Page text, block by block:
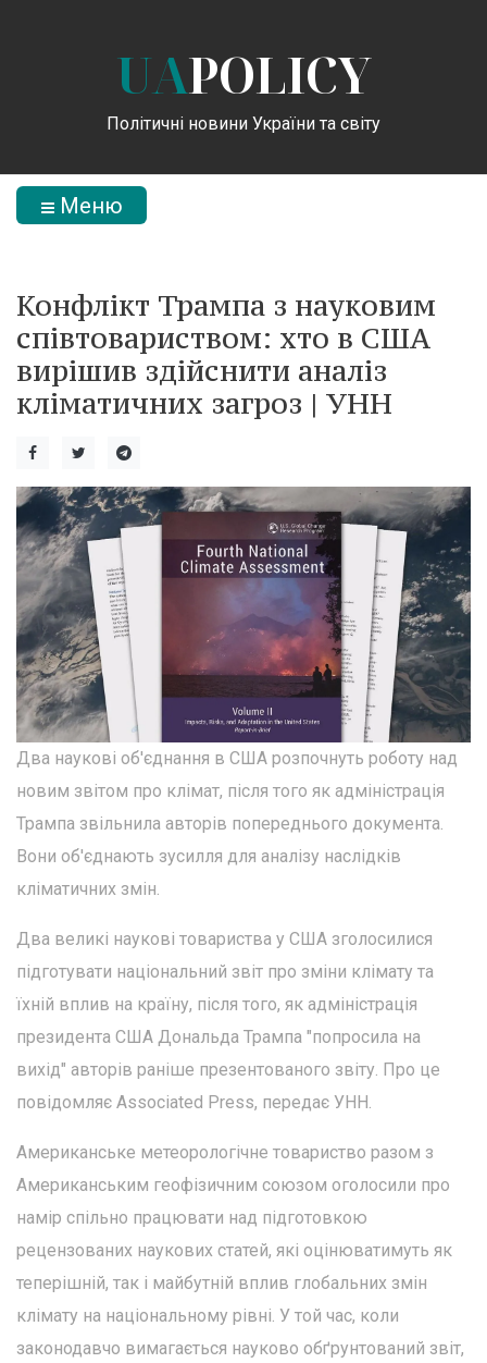
UAPOLICY
Політичні новини України та світу
Меню
Конфлікт Трампа з науковим
співтовариством: хто в США
вирішив здійснити аналіз
кліматичних загроз | УНН
Два наукові об'єднання в США розпочнуть роботу над
новим звітом про клімат, після того як адміністрація
Трампа звільнила авторів попереднього документа.
Вони об'єднають зусилля для аналізу наслідків
кліматичних змін.
Два великі наукові товариства у США зголосилися
підготувати національний звіт про зміни клімату та
їхній вплив на країну, після того, як адміністрація
президента США Дональда Трампа "попросила на
вихід" авторів раніше презентованого звіту. Про це
повідомляє Associated Press, передає УНН.
Американське метеорологічне товариство разом з
Американським геофізичним союзом оголосили про
намір спільно працювати над підготовкою
рецензованих наукових статей, які оцінюватимуть як
теперішній, так і майбутній вплив глобальних змін
клімату на національному рівні. У той час, коли
законодавчо вимагається науково обґрунтований звіт,